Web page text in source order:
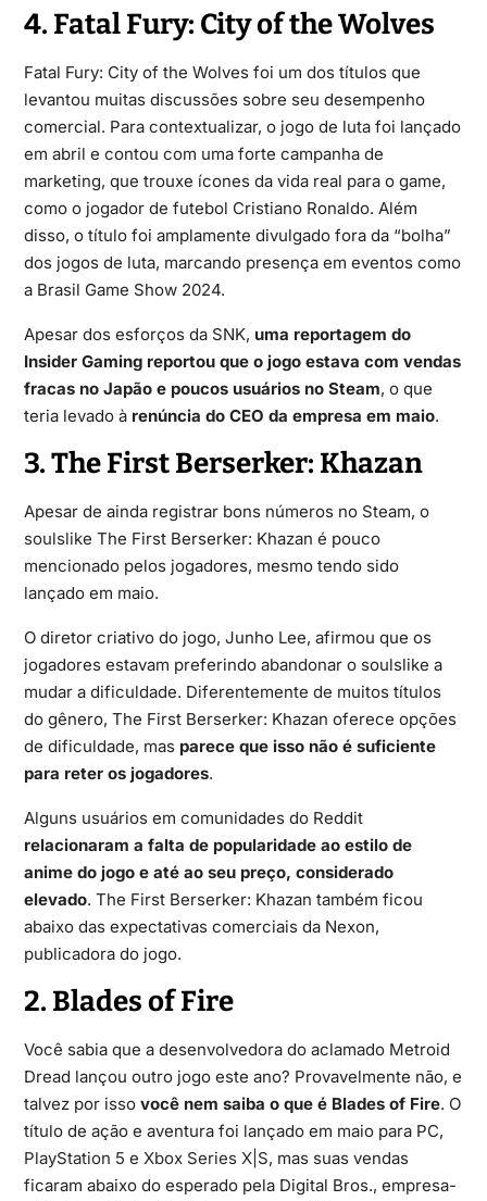
4. Fatal Fury: City of the Wolves
Fatal Fury: City of the Wolves foi um dos títulos que
levantou muitas discussões sobre seu desempenho
comercial. Para contextualizar, o jogo de luta foi lançado
em abril e contou com uma forte campanha de
marketing, que trouxe ícones da vida real para o game,
como o jogador de futebol Cristiano Ronaldo. Além
disso, o título foi amplamente divulgado fora da “bolha”
dos jogos de luta, marcando presença em eventos como
a Brasil Game Show 2024.
Apesar dos esforços da SNK, uma reportagem do
Insider Gaming reportou que o jogo estava com vendas
fracas no Japão e poucos usuários no Steam, o que
teria levado à renúncia do CEO da empresa em maio.
3. The First Berserker: Khazan
Apesar de ainda registrar bons números no Steam, o
soulslike The First Berserker: Khazan é pouco
mencionado pelos jogadores, mesmo tendo sido
lançado em maio.
O diretor criativo do jogo, Junho Lee, afirmou que os
jogadores estavam preferindo abandonar o soulslike a
mudar a dificuldade. Diferentemente de muitos títulos
do gênero, The First Berserker: Khazan oferece opções
de dificuldade, mas parece que isso não é suficiente
para reter os jogadores.
Alguns usuários em comunidades do Reddit
relacionaram a falta de popularidade ao estilo de
anime do jogo e até ao seu preço, considerado
elevado. The First Berserker: Khazan também ficou
abaixo das expectativas comerciais da Nexon,
publicadora do jogo.
2. Blades of Fire
Você sabia que a desenvolvedora do aclamado Metroid
Dread lançou outro jogo este ano? Provavelmente não, e
talvez por isso você nem saiba o que é Blades of Fire. O
título de ação e aventura foi lançado em maio para PC,
PlayStation 5 e Xbox Series X|S, mas suas vendas
ficaram abaixo do esperado pela Digital Bros., empresa-